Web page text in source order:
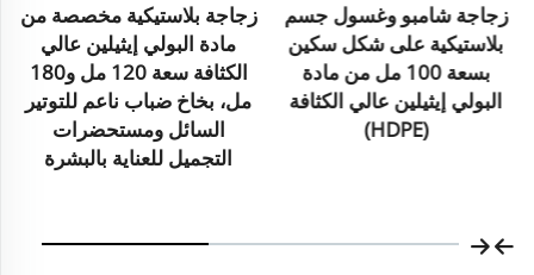
زجاجة شامبو وغسول جسم
بلاستيكية على شكل سكين
بسعة 100 مل من مادة
البولي إيثيلين عالي الكثافة
(HDPE)
زجاجة بلاستيكية مخصصة من
مادة البولي إيثيلين عالي
الكثافة سعة 120 مل و180
مل، بخاخ ضباب ناعم للتوتير
السائل ومستحضرات
التجميل للعناية بالبشرة